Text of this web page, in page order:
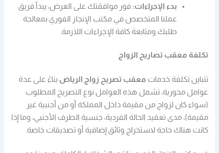
بدء الإجراءات: فور موافقتك على العرض، يبدأ فريق
عملنا المتخصص في مكتب الإنجاز الفوري بمعالجة
طلبك ومتابعة كافة الإجراءات اللازمة.
تكلفة معقب تصاريح الزواج
تتباين تكلفة خدمات معقب تصريح زواج الرياض بناءً على عدة
عوامل محورية، تشمل هذه العوامل نوع التصريح المطلوب
(سواء كان لزواج من مقيمة داخل المملكة أو من أجنبية غير
مقيمة)، مدى تعقيد الحالة الفردية، جنسية الطرف الأجنبي، وما إذا
كانت هناك حاجة لاستخراج وثائق إضافية أو تصديقات خاصة.